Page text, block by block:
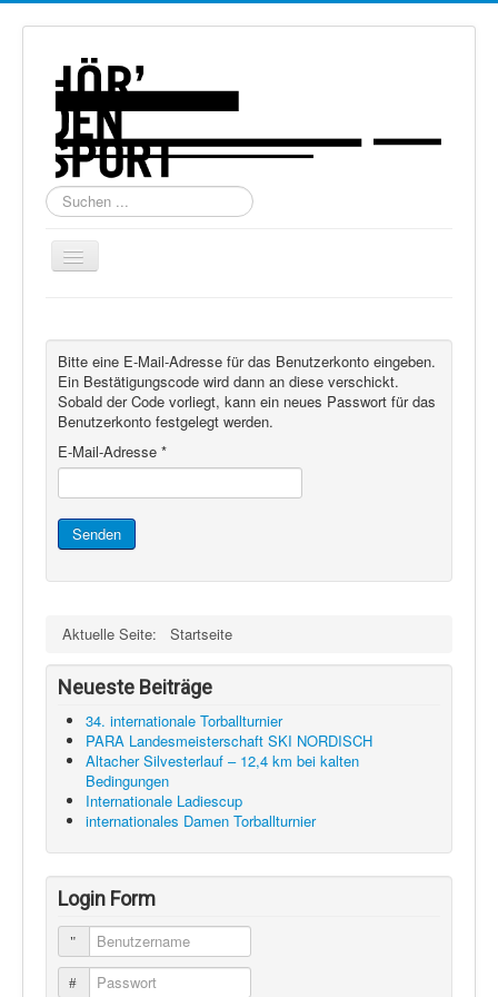
Suchen
...
Navigation
Torball
Schießen
Schi Alpin
Schi Nordisch
Laufen
Bitte eine E-Mail-Adresse für das Benutzerkonto eingeben.
Ein Bestätigungscode wird dann an diese verschickt.
Sobald der Code vorliegt, kann ein neues Passwort für das
Benutzerkonto festgelegt werden.
E-Mail-Adresse *
Senden
Aktuelle Seite: Startseite
Neueste Beiträge
34. internationale Torballturnier
PARA Landesmeisterschaft SKI NORDISCH
Altacher Silvesterlauf – 12,4 km bei kalten
Bedingungen
Internationale Ladiescup
internationales Damen Torballturnier
Login Form
Benutzername
Passwort